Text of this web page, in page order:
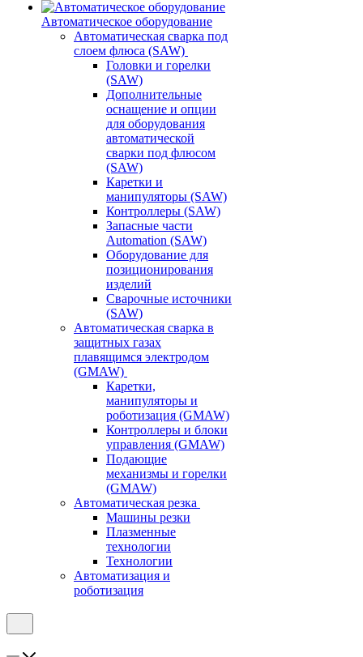
Автоматическое оборудование
Автоматическая сварка под
слоем флюса (SAW)
Головки и горелки
(SAW)
Дополнительные
оснащение и опции
для оборудования
автоматической
сварки под флюсом
(SAW)
Каретки и
манипуляторы (SAW)
Контроллеры (SAW)
Запасные части
Automation (SAW)
Оборудование для
позиционирования
изделий
Сварочные источники
(SAW)
Автоматическая сварка в
защитных газах
плавящимся электродом
(GMAW)
Каретки,
манипуляторы и
роботизация (GMAW)
Контроллеры и блоки
управления (GMAW)
Подающие
механизмы и горелки
(GMAW)
Автоматическая резка
Машины резки
Плазменные
технологии
Технологии
Автоматизация и
роботизация